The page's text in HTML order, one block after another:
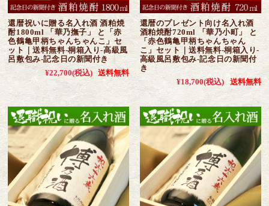
還暦祝いに贈る名入れ酒 酒粕焼
酎1800ml 「華乃撫子」 と「赤
色鶴亀甲柄ちゃんちゃんこ」セ
ット｜送料無料-桐箱入り-高級風
呂敷包み-記念日の新聞付き
¥22,700(税込) 送料無料
還暦のプレゼント向け名入れ酒
酒粕焼酎720ml 「華乃小町」 と
「赤色鶴亀甲柄ちゃんちゃん
こ」セット｜送料無料-桐箱入り-
高級風呂敷包み-記念日の新聞付
き
¥18,700(税込) 送料無料